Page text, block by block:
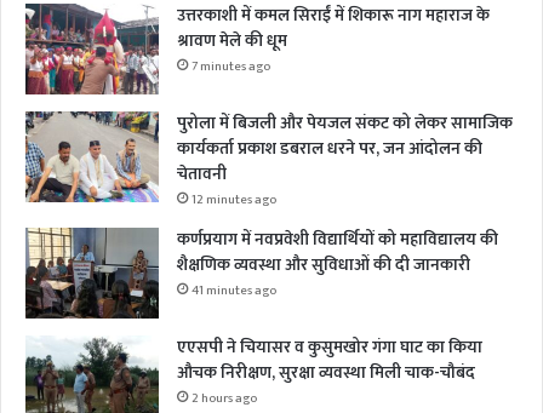
उत्तरकाशी में कमल सिराईं में शिकारू नाग महाराज के
श्रावण मेले की धूम
7 minutes ago
पुरोला में बिजली और पेयजल संकट को लेकर सामाजिक
कार्यकर्ता प्रकाश डबराल धरने पर, जन आंदोलन की
चेतावनी
12 minutes ago
कर्णप्रयाग में नवप्रवेशी विद्यार्थियों को महाविद्यालय की
शैक्षणिक व्यवस्था और सुविधाओं की दी जानकारी
41 minutes ago
एएसपी ने चियासर व कुसुमखोर गंगा घाट का किया
औचक निरीक्षण, सुरक्षा व्यवस्था मिली चाक-चौबंद
2 hours ago